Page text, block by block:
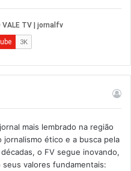
mais lembrado na região
ético e a busca pela
o FV segue inovando,
seus valores fundamentais: